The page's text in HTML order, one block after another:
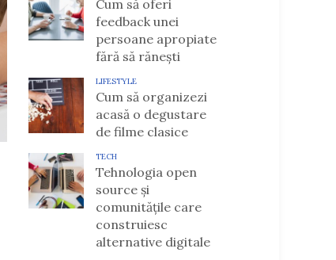
Cum să oferi
feedback unei
persoane apropiate
fără să rănești
LIFESTYLE
Cum să organizezi
acasă o degustare
de filme clasice
TECH
Tehnologia open
source și
comunitățile care
construiesc
alternative digitale